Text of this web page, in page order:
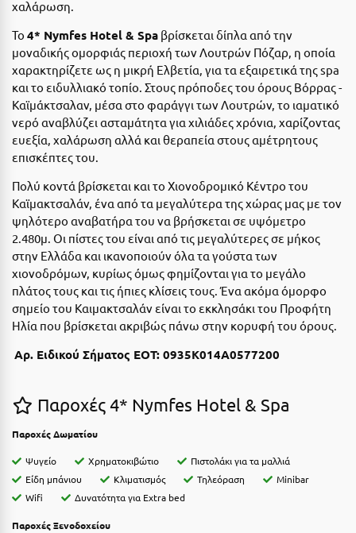
Ιωάννινα
Κ
Καβάλα
Καλάβρυτα
Καλαμάτα
Κάλαμος
Καλαμπάκα
Κάλυμνος
Καμένα Βούρλα
Καρδάμαινα
Καρδαμύλη
Καρδίτσα
Καρπενήσι
Κάσος
χαλάρωση.
Το 4* Nymfes Hotel & Spa βρίσκεται δίπλα από την
μοναδικής ομορφιάς περιοχή των Λουτρών Πόζαρ, η οποία
χαρακτηρίζετε ως η μικρή Ελβετία, για τα εξαιρετικά της spa
και το ειδυλλιακό τοπίο. Στους πρόποδες του όρους Βόρρας -
Καϊμάκτσαλαν, μέσα στο φαράγγι των Λουτρών, το ιαματικό
νερό αναβλύζει ασταμάτητα για χιλιάδες χρόνια, χαρίζοντας
ευεξία, χαλάρωση αλλά και θεραπεία στους αμέτρητους
επισκέπτες του.
Πολύ κοντά βρίσκεται και το Χιονοδρομικό Κέντρο του
Καϊμακτσαλάν, ένα από τα μεγαλύτερα της χώρας μας με τον
ψηλότερο αναβατήρα του να βρήσκεται σε υψόμετρο
2.480μ. Οι πίστες του είναι από τις μεγαλύτερες σε μήκος
στην Ελλάδα και ικανοποιούν όλα τα γούστα των
χιονοδρόμων, κυρίως όμως φημίζονται για το μεγάλο
πλάτος τους και τις ήπιες κλίσεις τους. Ένα ακόμα όμορφο
σημείο του Καιμακτσαλάν είναι το εκκλησάκι του Προφήτη
Ηλία που βρίσκεται ακριβώς πάνω στην κορυφή του όρους.
Αρ. Ειδικού Σήματος ΕΟΤ: 0935Κ014Α0577200
Παροχές 4* Nymfes Hotel & Spa
Παροχές Δωματίου
Ψυγείο Χρηματοκιβώτιο
Πιστολάκι για τα μαλλιά
Eίδη μπάνιου
Κλιματισμός Τηλεόραση
Minibar
Wifi
Δυνατότητα για Extra bed
Παροχές Ξενοδοχείου